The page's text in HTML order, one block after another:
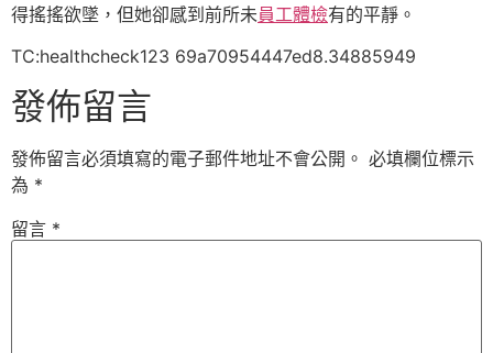
得搖搖欲墜，但她卻感到前所未員工體檢有的平靜。
TC:healthcheck123 69a70954447ed8.34885949
發佈留言
發佈留言必須填寫的電子郵件地址不會公開。 必填欄位標示
為 *
留言 *